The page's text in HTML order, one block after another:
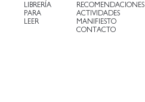
LIBRERÍA
PARA
LEER
RECOMENDACIONES
ACTIVIDADES
MANIFIESTO
CONTACTO